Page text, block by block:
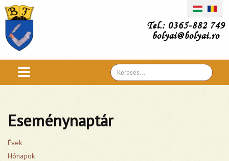
Tel.: 0365-882 749
bolyai@bolyai.ro
Search
...
Eseménynaptár
Évek
Hónapok